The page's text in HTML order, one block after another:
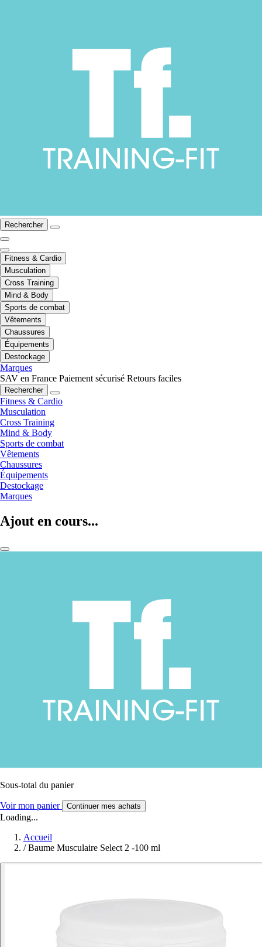
Rechercher
Fitness & Cardio
Musculation
Cross Training
Mind & Body
Sports de combat
Vêtements
Chaussures
Équipements
Destockage
Marques
SAV en France Paiement sécurisé Retours faciles
Rechercher
Fitness & Cardio
Musculation
Cross Training
Mind & Body
Sports de combat
Vêtements
Chaussures
Équipements
Destockage
Marques
Ajout en cours...
Sous-total du panier
Voir mon panier Continuer mes achats
Loading...
Accueil
/ Baume Musculaire Select 2 -100 ml